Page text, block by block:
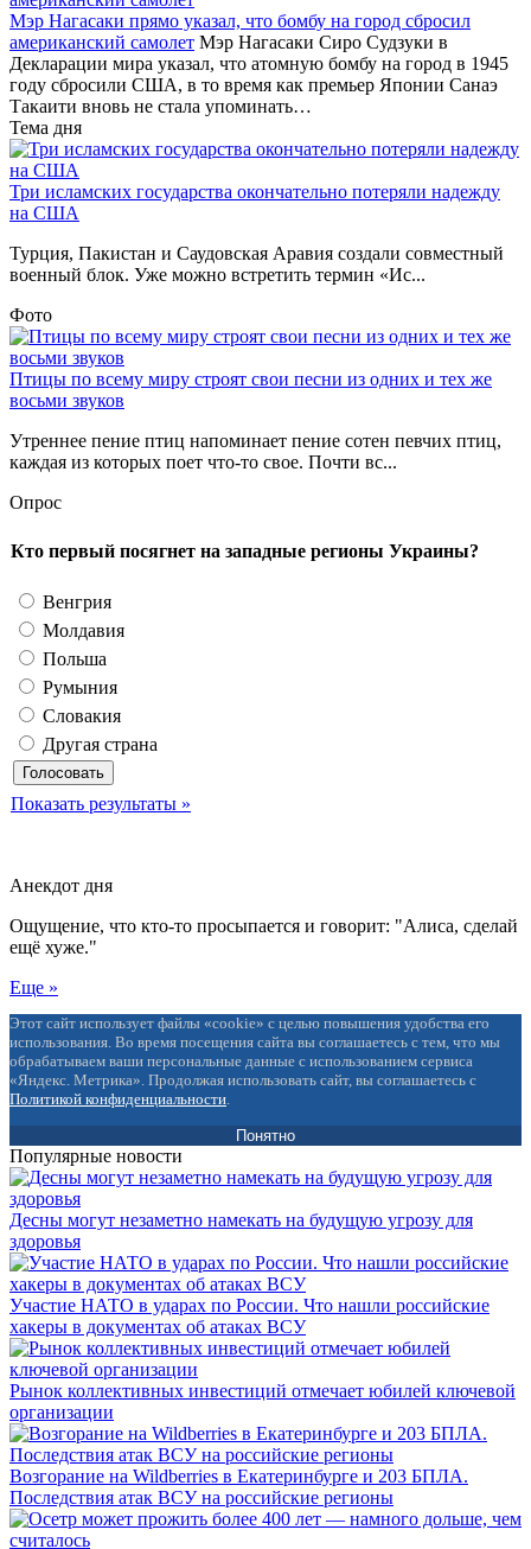
Мэр Нагасаки прямо указал, что бомбу на город сбросил
американский самолет Мэр Нагасаки Сиро Судзуки в
Декларации мира указал, что атомную бомбу на город в 1945
году сбросили США, в то время как премьер Японии Санаэ
Такаити вновь не стала упоминать…
Тема дня
Три исламских государства окончательно потеряли надежду
на США
Турция, Пакистан и Саудовская Аравия создали совместный
военный блок. Уже можно встретить термин «Ис...
Фото
Птицы по всему миру строят свои песни из одних и тех же
восьми звуков
Утреннее пение птиц напоминает пение сотен певчих птиц,
каждая из которых поет что-то свое. Почти вс...
Опрос
Кто первый посягнет на западные регионы Украины?
Венгрия
Молдавия
Польша
Румыния
Словакия
Другая страна
Показать результаты »
Анекдот дня
Ощущение, что кто-то просыпается и говорит: "Алиса, сделай
ещё хуже."
Еще »
Этот сайт использует файлы «cookie» с целью повышения удобства его
использования. Во время посещения сайта вы соглашаетесь с тем, что мы
обрабатываем ваши персональные данные с использованием сервиса
«Яндекс. Метрика». Продолжая использовать сайт, вы соглашаетесь с
Политикой конфиденциальности
Понятно
Популярные новости
Десны могут незаметно намекать на будущую угрозу для
здоровья
Участие НАТО в ударах по России. Что нашли российские
хакеры в документах об атаках ВСУ
Рынок коллективных инвестиций отмечает юбилей ключевой
организации
Возгорание на Wildberries в Екатеринбурге и 203 БПЛА.
Последствия атак ВСУ на российские регионы